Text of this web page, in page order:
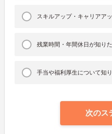
スキルアップ・キャリアア
残業時間・年間休日が知り
手当や福利厚生について知
次のス